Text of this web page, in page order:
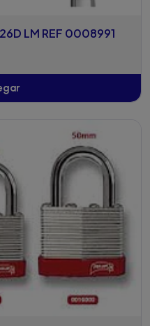
LM REF 0008991